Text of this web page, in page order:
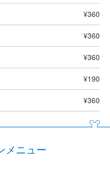
¥360
¥360
¥360
¥190
¥360
メニュー